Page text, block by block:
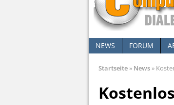
NEWS FORUM
Startseite» News»